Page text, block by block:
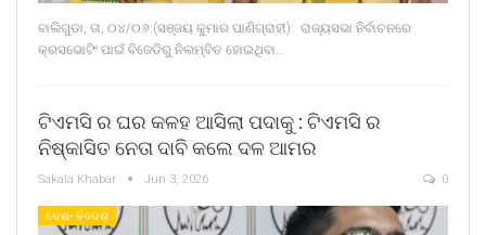
ବାଲିଗୁଡା, ତା, ୦୪/୦୬:(ସଞ୍ଜୟ କୁମାର ପାଣିଗ୍ରାହୀ): ରାଜ୍ୟସଭା ନିର୍ବାଚନରେ
କ୍ରସଭୋଟିଂ ପାଇଁ ବିଜେଡିରୁ ନିଲମ୍ବିତ ହୋଇଥିବା…
ଟିଏମସି ର ଘର କଳହ ଆସିଲା ପଦାକୁ : ଟିଏମସି ର
ନିଷ୍କାସିତ ନେତା ଦାବି କଲେ ଦଳ ଆମର
Sakala Khabar Jun 3, 2026 0
ଦେଶ- ବିଦେଶ